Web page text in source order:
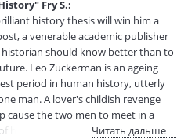
Fry S.:
history thesis will win him a
a venerable academic publisher
historian should know better than to
Leo Zuckerman is an ageing
period in human history, utterly
man. A lover's childish revenge
cause the two men to meet in a
history. When they come together
Читать дальше…